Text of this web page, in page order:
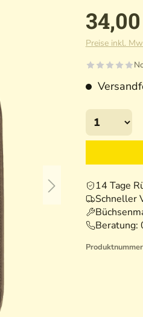
Preise inkl.
14 Tage
Schneller
Beratung: